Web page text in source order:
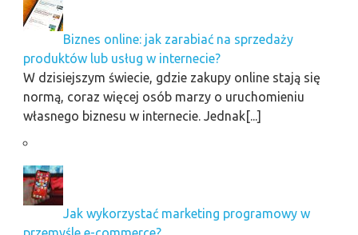
Biznes online: jak zarabiać na sprzedaży
produktów lub usług w internecie?
W dzisiejszym świecie, gdzie zakupy online stają się
normą, coraz więcej osób marzy o uruchomieniu
własnego biznesu w internecie. Jednak[...]
Jak wykorzystać marketing programowy w